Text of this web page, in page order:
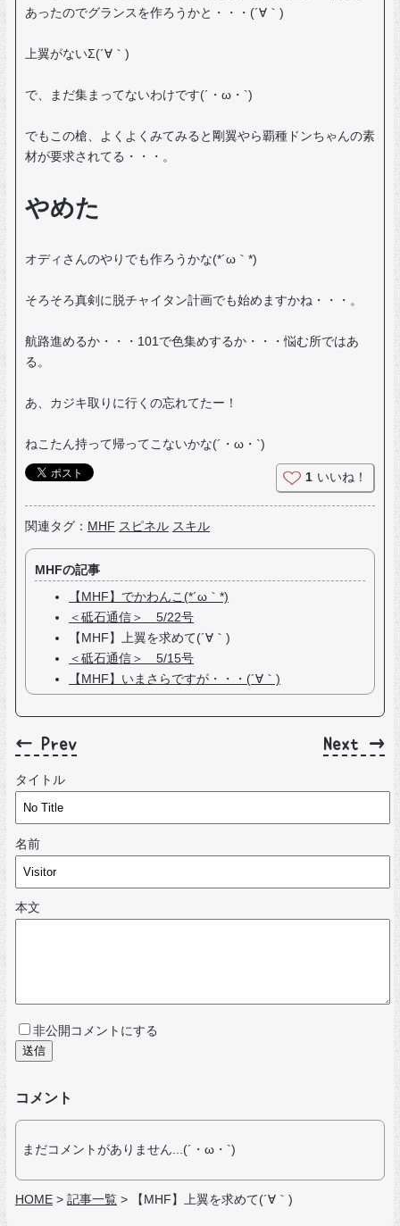
あったのでグランスを作ろうかと・・・(´∀｀)
上翼がないΣ(´∀｀)
で、まだ集まってないわけです(´・ω・`)
でもこの槍、よくよくみてみると剛翼やら覇種ドンちゃんの素
材が要求されてる・・・。
やめた
オディさんのやりでも作ろうかな(*´ω｀*)
そろそろ真剣に脱チャイタン計画でも始めますかね・・・。
航路進めるか・・・101で色集めするか・・・悩む所ではあ
る。
あ、カジキ取りに行くの忘れてたー！
ねこたん持って帰ってこないかな(´・ω・`)
1 いいね！
関連タグ： MHF スピネル スキル
MHFの記事
【MHF】でかわんこ(*´ω｀*)
＜砥石通信＞ 5/22号
【MHF】上翼を求めて(´∀｀)
＜砥石通信＞ 5/15号
【MHF】いまさらですが・・・(´∀｀)
← Prev Next →
タイトル
名前
本文
非公開コメントにする
コメント
まだコメントがありません...(´・ω・`)
HOME > 記事一覧 > 【MHF】上翼を求めて(´∀｀)